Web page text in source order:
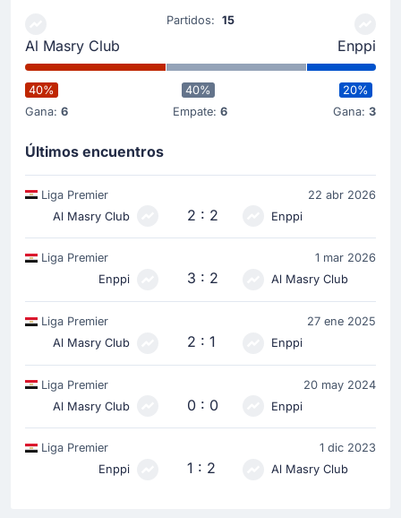
Al Masry Club
Partidos: 15
Enppi
40%
Gana: 6
40%
Empate:6
20%
Gana: 3
Últimos encuentros
Liga Premier
22 abr 2026
Al Masry Club
2 : 2 Enppi
Liga Premier
1 mar 2026
Enppi
3 : 2 Al Masry Club
Liga Premier
27 ene 2025
Al Masry Club
2 : 1 Enppi
Liga Premier
20 may 2024
Al Masry Club
0 : 0 Enppi
Liga Premier
1 dic 2023
Enppi
1 : 2 Al Masry Club